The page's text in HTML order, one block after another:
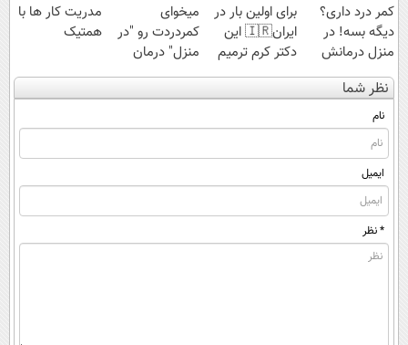
کمر درد داری؟
دیگه بسه! در
منزل درمانش
کن
(◀پرسش‌نامه)
برای اولین بار در
ایران🇮🇷 این
دکتر کرم ترمیم
کننده 23 روزه
ساخت!
میخوای
کمردردت رو "در
منزل" درمان
کنی؟ (◂فیلم +
◂پرسش‌نامه)
مدریت کار ها با
همتیک
نظر شما
نام
ایمیل
* نظر